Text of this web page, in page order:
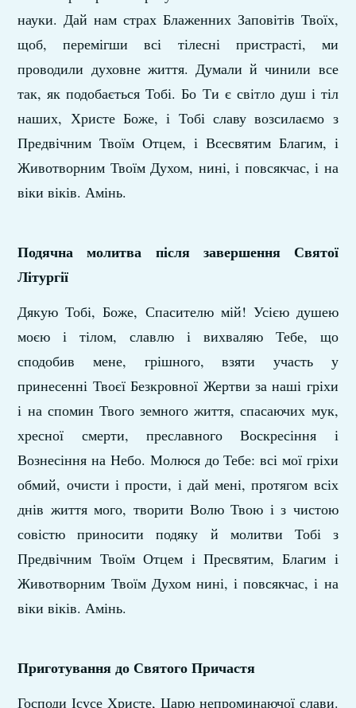
науки. Дай нам страх Блаженних Заповітів Твоїх,
щоб, перемігши всі тілесні пристрасті, ми
проводили духовне життя. Думали й чинили все
так, як подобається Тобі. Бо Ти є світло душ і тіл
наших, Христе Боже, і Тобі славу возсилаємо з
Предвічним Твоїм Отцем, і Всесвятим Благим, і
Животворним Твоїм Духом, нині, і повсякчас, і на
віки віків. Амінь.
Подячна молитва після завершення Святої
Літургії
Дякую Тобі, Боже, Спасителю мій! Усією душею
моєю і тілом, славлю і вихваляю Тебе, що
сподобив мене, грішного, взяти участь у
принесенні Твоєї Безкровної Жертви за наші гріхи
і на спомин Твого земного життя, спасаючих мук,
хресної смерти, преславного Воскресіння і
Вознесіння на Небо. Молюся до Тебе: всі мої гріхи
обмий, очисти і прости, і дай мені, протягом всіх
днів життя мого, творити Волю Твою і з чистою
совістю приносити подяку й молитви Тобі з
Предвічним Твоїм Отцем і Пресвятим, Благим і
Животворним Твоїм Духом нині, і повсякчас, і на
віки віків. Амінь.
Приготування до Святого Причастя
Господи Ісусе Христе, Царю непроминаючої слави.